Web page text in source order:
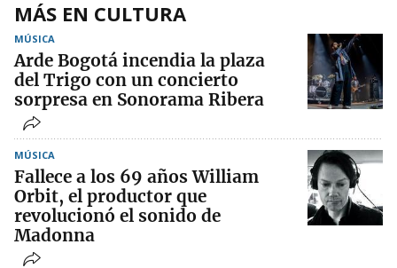
MÁS EN CULTURA
MÚSICA
Arde Bogotá incendia la plaza
del Trigo con un concierto
sorpresa en Sonorama Ribera
MÚSICA
Fallece a los 69 años William
Orbit, el productor que
revolucionó el sonido de
Madonna